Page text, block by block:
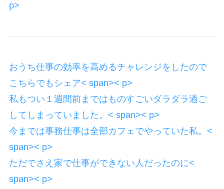
p>
おうち仕事の効率を高めるチャレンジをしたので
こちらでもシェア< span>< p>
私もつい１週間前まではものすごいダラダラ過ご
してしまっていました。< span>< p>
今までは事務仕事は全部カフェでやっていた私。<
span>< p>
ただでさえ家で仕事ができない人だったのに<
span>< p>